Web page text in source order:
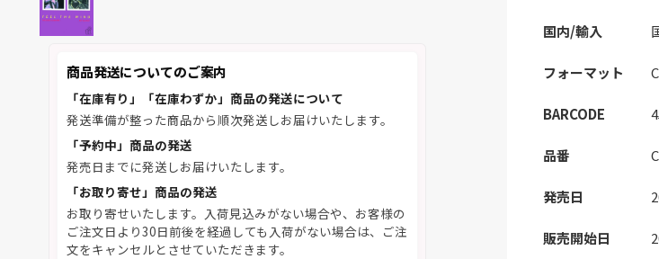
商品発送についてのご案内
「在庫有り」「在庫わずか」商品の発送について
発送準備が整った商品から順次発送しお届けいたします。
「予約中」商品の発送
発売日までに発送しお届けいたします。
「お取り寄せ」商品の発送
お取り寄せいたします。入荷見込みがない場合や、お客様の
ご注文日より30日前後を経過しても入荷がない場合は、ご注
文をキャンセルとさせていただきます。
国内/輸入
フォーマット
BARCODE
品番
発売日
販売開始日